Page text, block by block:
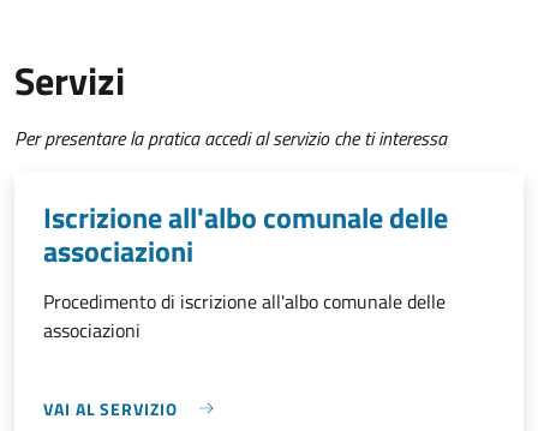
Servizi
Per presentare la pratica accedi al servizio che ti interessa
Iscrizione all'albo comunale delle
associazioni
Procedimento di iscrizione all'albo comunale delle
associazioni
VAI AL SERVIZIO